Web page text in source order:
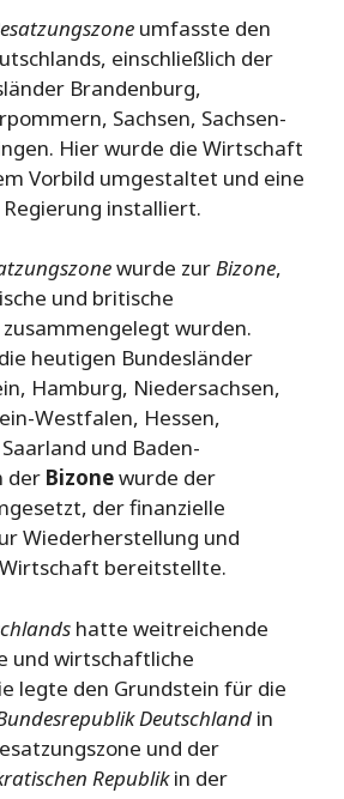
umfasste den
einschließlich der
Brandenburg,
Sachsen, Sachsen-
Hier wurde die Wirtschaft
Vorbild umgestaltet und eine
installiert.
wurde zurBizone,
und britische
wurden.
heutigen Bundesländer
Hamburg, Niedersachsen,
Westfalen, Hessen,
und Baden-
der Bizonewurde der
der finanzielle
Wiederherstellung und
bereitstellte.
hatte weitreichende
und wirtschaftliche
legte den Grundstein für die
Deutschland in
und der
Republikin der